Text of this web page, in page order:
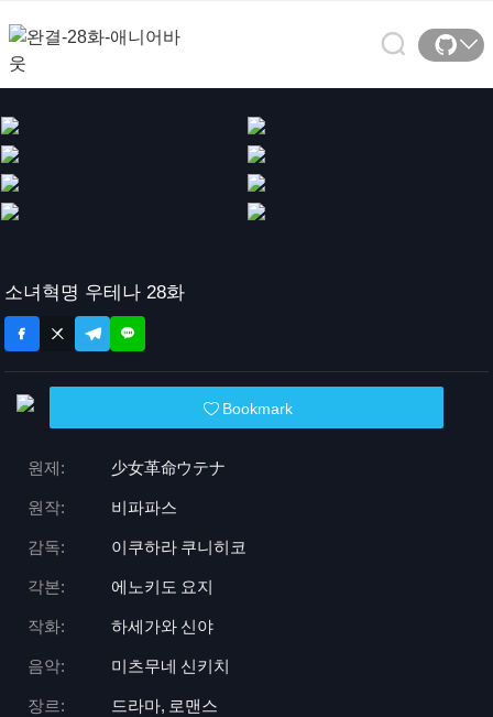
소녀혁명 우테나 28화
Bookmark
원제: 少女革命ウテナ
원작: 비파파스
감독: 이쿠하라 쿠니히코
각본: 에노키도 요지
작화: 하세가와 신야
음악: 미츠무네 신키치
장르: 드라마, 로맨스